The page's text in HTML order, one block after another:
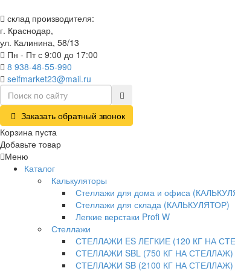
склад производителя:
г. Краснодар,
ул. Калинина, 58/13
Пн - Пт с 9:00 до 17:00
8 938-48-55-990
seifmarket23@mail.ru
Заказать обратный звонок
Корзина пуста
Добавьте товар
Меню
Каталог
Калькуляторы
Стеллажи для дома и офиса
Стеллажи для склада (КАЛЬКУЛЯТОР)
Легкие верстаки Profi W
Стеллажи
СТЕЛЛАЖИ ES ЛЕГКИЕ (120 КГ НА
СТЕЛЛАЖИ SBL (750 КГ НА СТЕЛЛАЖ)
СТЕЛЛАЖИ SB (2100 КГ НА СТЕЛЛАЖ)